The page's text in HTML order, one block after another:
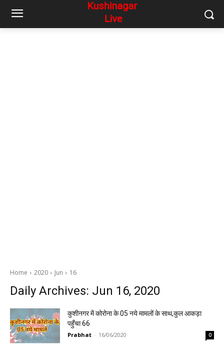
Home 2020 Jun 16
Daily Archives: Jun 16, 2020
कुशीनगर में कोरोना के 05 नये मामलों के साथ,कुल आकड़ा
पहुँचा 66
Prabhat - 16/06/2020 0